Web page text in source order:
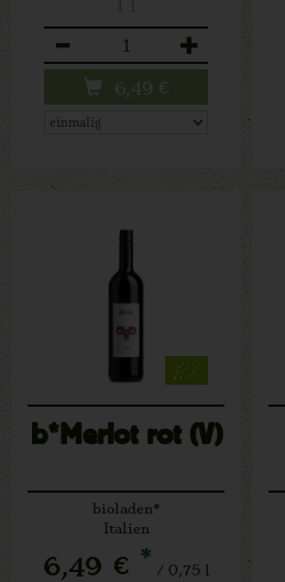
6,49 €
b*Merlot rot (V)
bioladen*
Italien
6,49 € * / 0,75 l